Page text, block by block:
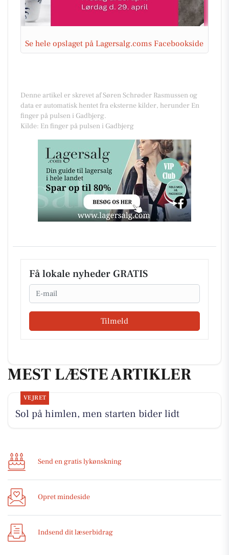
Se hele opslaget på Lagersalg.coms Facebookside
Denne artikel er skrevet af Søren Schrøder Rasmussen og
data er automatisk hentet fra eksterne kilder, herunder En
finger på pulsen i Gadbjerg.
Kilde: En finger på pulsen i Gadbjerg
Få lokale nyheder GRATIS
Email
Tilmeld
MEST LÆSTE ARTIKLER
VEJRET
Sol på himlen, men starten bider lidt
Send en gratis lykønskning
Opret mindeside
Indsend dit læserbidrag